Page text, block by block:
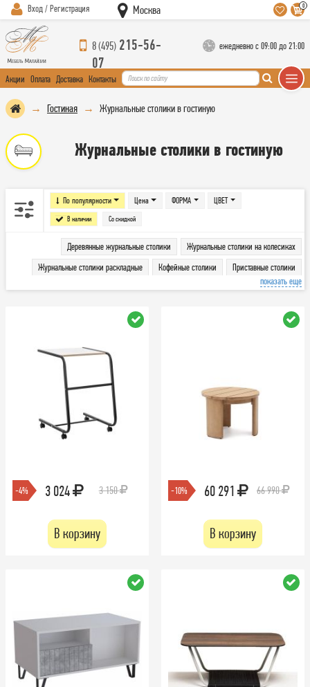
Вход / Регистрация Москва 0
8 (495) 215-56-
07
ежедневно с 09:00 до 21:00
Акции Оплата Доставка Контакты
Гостиная Журнальные столики в гостиную
Журнальные столики в гостиную
По популярности Цена
В наличии Со скидкой
ФОРМА ЦВЕТ
Деревянные журнальные столики
Журнальные столики на колесиках
Журнальные столики раскладные
Кофейные столики
Приставные столики
Сервировочные столики
Стеклянные журнальные столики
показать еще
-4% 3 024 3 150
В корзину
-10% 60 291 66 990
В корзину